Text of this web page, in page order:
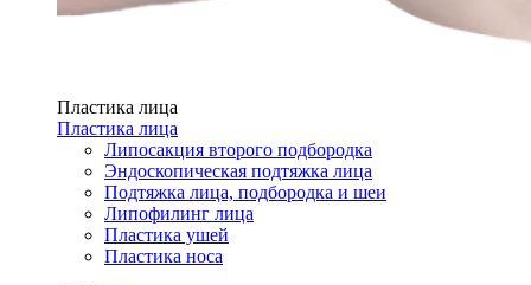
Пластика лица
Пластика лица
Липосакция второго подбородка
Эндоскопическая подтяжка лица
Подтяжка лица, подбородка и шеи
Липофилинг лица
Пластика ушей
Пластика носа